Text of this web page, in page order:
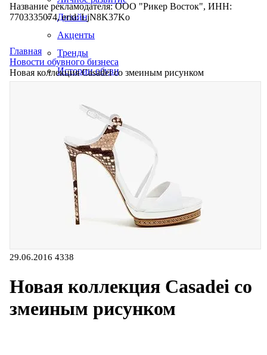
Дизайн
Акценты
Тренды
Истории обуви
Название рекламодателя: ООО "Рикер Восток", ИНН:
7703335074, erid: LjN8K37Ko
Главная
Новости обувного бизнеса
Новая коллекция Casadei со змеиным рисунком
29.06.2016 4338
Новая коллекция Casadei со
змеиным рисунком